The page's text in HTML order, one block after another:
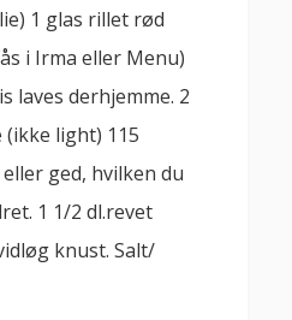
1 glas rillet rød
i Irma eller Menu)
laves derhjemme. 2
(ikke light) 115
ged, hvilken du
1 1/2 dl.revet
knust. Salt/